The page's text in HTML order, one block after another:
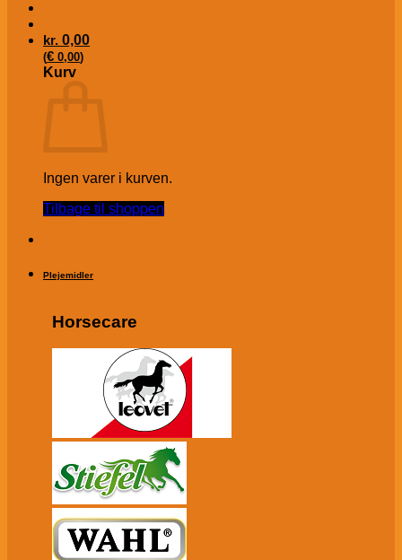
kr. 0,00
(€ 0,00)
Kurv
Ingen varer i kurven.
Tilbage til shoppen
Plejemidler
Horsecare